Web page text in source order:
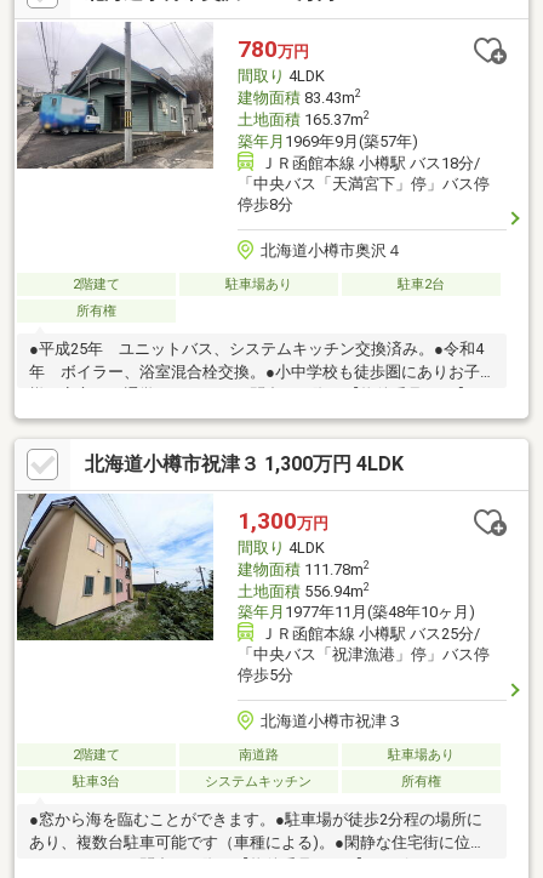
以上、市街地が近い、システムキッチン、南側道路面す、閑静な
住宅地、ＬＤＫ１５畳以上、前道６ｍ以上、和室、始発駅、整形
地、シャワー付洗面化粧台、トイレ２ヶ所、２階建、南庭、ＩＨ
クッキングヒーター、周辺交通量少なめ、オール電化
780万円
間取り 4LDK
建物面積83.43m2
土地面積165.37m2
築年月 1969年9月(築57年)
ＪＲ函館本線 小樽駅 バス18分/
「中央バス「天満宮下」停」バス停
停歩8分
北海道小樽市奥沢４
2階建て 駐車場あり
駐車2台
所有権
●平成25年 ユニットバス、システムキッチン交換済み。●令和4
年 ボイラー、浴室混合栓交換。●小中学校も徒歩圏にありお子
お伝えいただけるとスムーズにご対応できます。駐車２台可、土
地50坪以上、前道６ｍ以上、角地、和室、始発駅、２階建、全居
室６畳以上北海道小樽市祝津３ 1,300万円 4LDK
1,300万円
間取り 4LDK
建物面積111.78m2
土地面積556.94m2
築年月 1977年11月(築48年10ヶ月)
ＪＲ函館本線 小樽駅 バス25分/
「中央バス「祝津漁港」停」バス停
停歩5分
北海道小樽市祝津３
2階建て 南道路
駐車場あり
駐車3台
システムキッチン 所有権
●窓から海を臨むことができます。●駐車場が徒歩2分程の場所に
あり、複数台駐車可能です（車種による)。●閑静な住宅街に位置